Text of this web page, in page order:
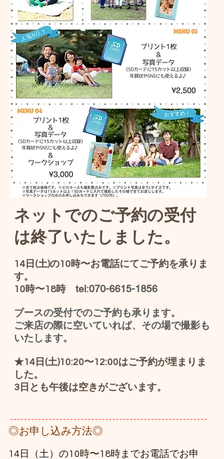
ネットでのご予約の受付
は終了いたしました。
14日(土)の10時〜お電話にてご予約を承りま
す。
10時〜18時 tel:070-6615-1856
ブースの受付でのご予約も承ります。
​ご来店の際に空いていれば、その場で撮影も
いたします。
★14日(土)10:20〜12:00はご予約が埋まりま
した。
​3日とも午後は空きがございます。
◎お申し込み方法◎
​14日（土）の10時〜18時までお電話でお申